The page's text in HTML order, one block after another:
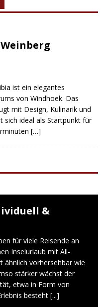
ist ein elegantes
von Windhoek. Das
mit Design, Kulinarik und
sich ideal als Startpunkt für
[…]
&
für viele Reisende an
Inselurlaub mit All-
ähnlich vorhersehbar wie
stärker wächst der
etwa in Form von
besteht [...]